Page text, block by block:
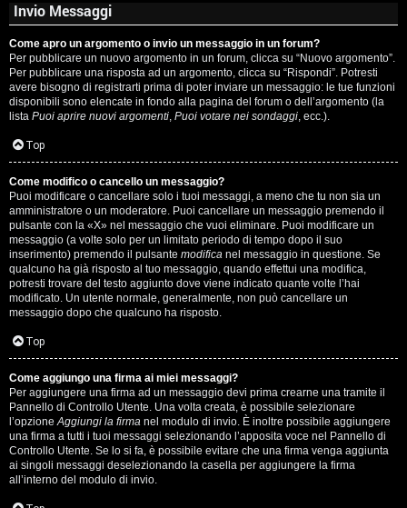
Invio Messaggi
Come apro un argomento o invio un messaggio in un forum?
Per pubblicare un nuovo argomento in un forum, clicca su “Nuovo argomento”.
Per pubblicare una risposta ad un argomento, clicca su “Rispondi”. Potresti
avere bisogno di registrarti prima di poter inviare un messaggio: le tue funzioni
disponibili sono elencate in fondo alla pagina del forum o dell’argomento (la
lista Puoi aprire nuovi argomenti, Puoi votare nei sondaggi, ecc.).
Top
Come modifico o cancello un messaggio?
Puoi modificare o cancellare solo i tuoi messaggi, a meno che tu non sia un
amministratore o un moderatore. Puoi cancellare un messaggio premendo il
pulsante con la «X» nel messaggio che vuoi eliminare. Puoi modificare un
messaggio (a volte solo per un limitato periodo di tempo dopo il suo
inserimento) premendo il pulsante modifica nel messaggio in questione. Se
qualcuno ha già risposto al tuo messaggio, quando effettui una modifica,
potresti trovare del testo aggiunto dove viene indicato quante volte l’hai
modificato. Un utente normale, generalmente, non può cancellare un
messaggio dopo che qualcuno ha risposto.
Top
Come aggiungo una firma ai miei messaggi?
Per aggiungere una firma ad un messaggio devi prima crearne una tramite il
Pannello di Controllo Utente. Una volta creata, è possibile selezionare
l’opzioneAggiungi la firma nel modulo di invio. È inoltre possibile aggiungere
una firma a tutti i tuoi messaggi selezionando l’apposita voce nel Pannello di
Controllo Utente. Se lo si fa, è possibile evitare che una firma venga aggiunta
ai singoli messaggi deselezionando la casella per aggiungere la firma
all’interno del modulo di invio.
P
e
r
c
o
r
s
i
M
u
s
i
c
a
l
i